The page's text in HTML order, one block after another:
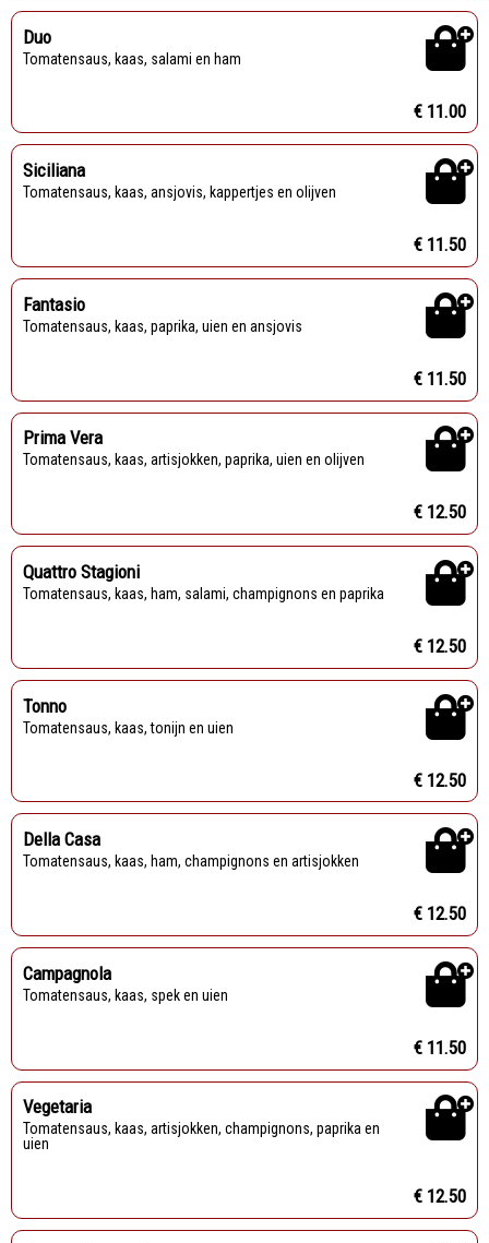
Duo
Tomatensaus, kaas, salami en ham
€ 11.00
Siciliana
Tomatensaus, kaas, ansjovis, kappertjes en olijven
€ 11.50
Fantasio
Tomatensaus, kaas, paprika, uien en ansjovis
€ 11.50
Prima Vera
Tomatensaus, kaas, artisjokken, paprika, uien en olijven
€ 12.50
Quattro Stagioni
Tomatensaus, kaas, ham, salami, champignons en paprika
€ 12.50
Tonno
Tomatensaus, kaas, tonijn en uien
€ 12.50
Della Casa
Tomatensaus, kaas, ham, champignons en artisjokken
€ 12.50
Campagnola
Tomatensaus, kaas, spek en uien
€ 11.50
Vegetaria
Tomatensaus, kaas, artisjokken, champignons, paprika en
uien
€ 12.50